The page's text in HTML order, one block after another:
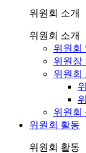
위원회 소개
위원회 소개
위원회
위원장
위원회
위원회
위원회 활동
위원회 활동